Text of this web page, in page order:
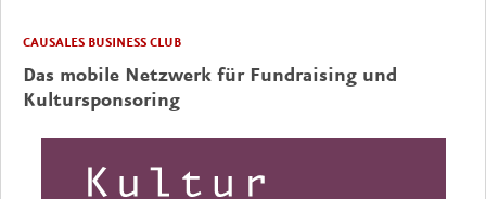
CAUSALES BUSINESS CLUB
Das mobile Netzwerk für Fundraising und
Kultursponsoring